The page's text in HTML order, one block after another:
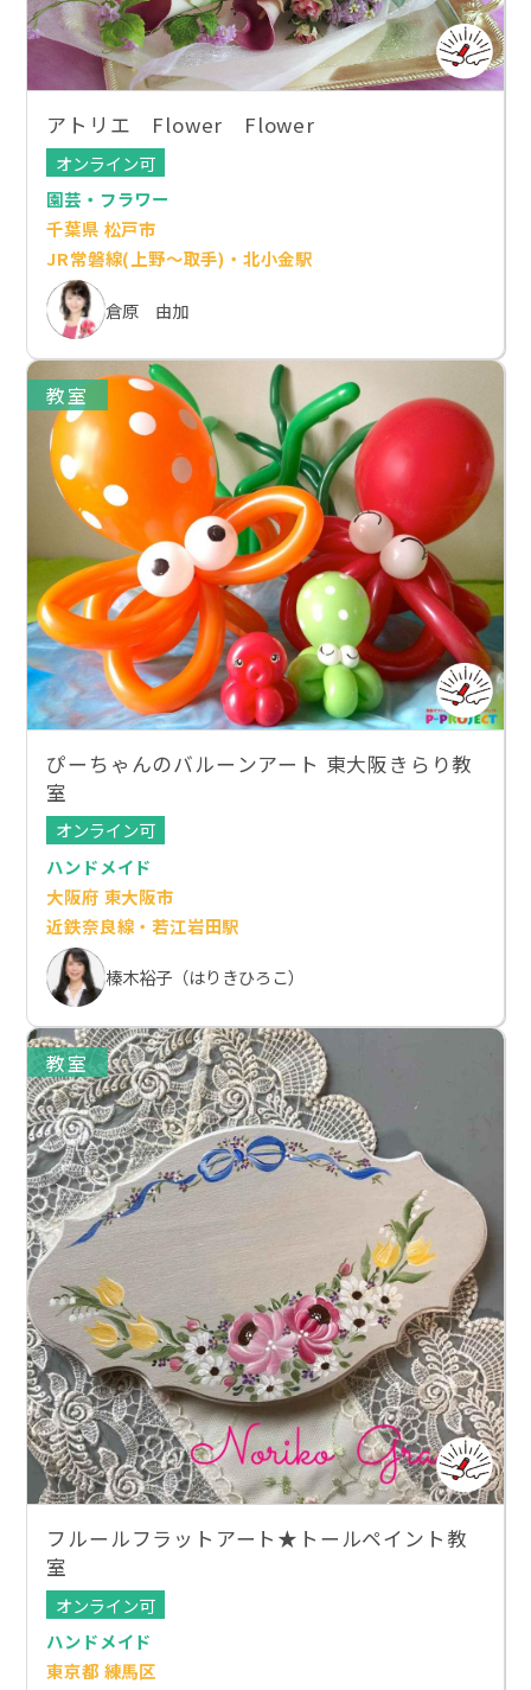
アトリエ Flower Flower
オンライン可
園芸・フラワー
千葉県 松戸市
JR常磐線(上野～取手)・北小金駅
倉原 由加
教室
ぴーちゃんのバルーンアート 東大阪きらり教
室
オンライン可
ハンドメイド
大阪府 東大阪市
近鉄奈良線・若江岩田駅
榛木裕子（はりきひろこ）
教室
フルールフラットアート★トールペイント教
室
オンライン可
ハンドメイド
東京都 練馬区